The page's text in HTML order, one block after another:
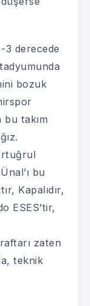
3 derecede
bozuk
takım
bu
Kapalıdır,
ESES’tir,
zaten
teknik